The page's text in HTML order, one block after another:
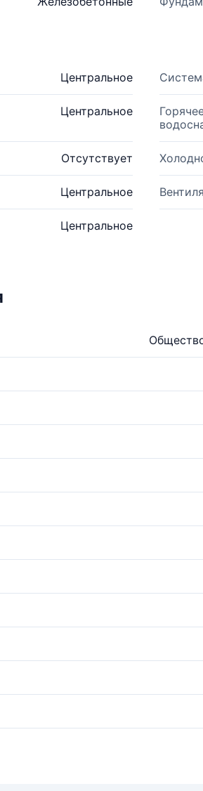
Центральное
Центральное
Отсутствует
Центральное
Центральное